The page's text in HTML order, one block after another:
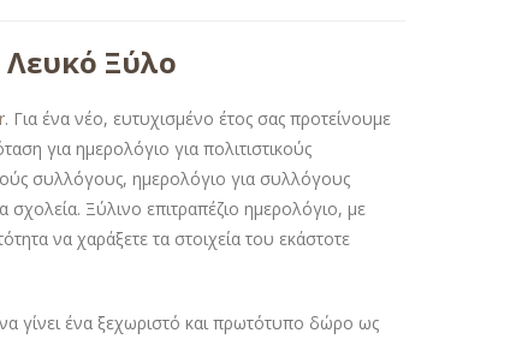
Ξύλο
. Για ένα νέο, ευτυχισμένο έτος σας προτείνουμε
για ημερολόγιο για πολιτιστικούς
συλλόγους, ημερολόγιο για συλλόγους
Ξύλινο επιτραπέζιο ημερολόγιο, με
να χαράξετε τα στοιχεία του εκάστοτε
γίνει ένα ξεχωριστό και πρωτότυπο δώρο ως